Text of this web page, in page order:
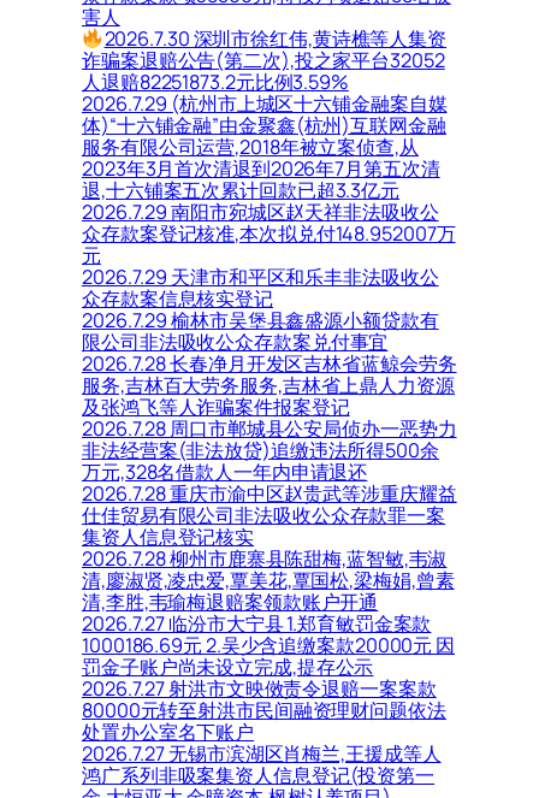
害人
2026.7.30 深圳市徐红伟,黄诗樵等人集资
诈骗案退赔公告(第二次),投之家平台32052
人退赔82251873.2元比例3.59%
2026.7.29 (杭州市上城区十六铺金融案自媒
体)“十六铺金融”由金聚鑫(杭州)互联网金融
服务有限公司运营,2018年被立案侦查,从
2023年3月首次清退到2026年7月第五次清
退,十六铺案五次累计回款已超3.3亿元
2026.7.29 南阳市宛城区赵天祥非法吸收公
众存款案登记核准,本次拟兑付148.952007万
元
2026.7.29 天津市和平区和乐丰非法吸收公
众存款案信息核实登记
2026.7.29 榆林市吴堡县鑫盛源小额贷款有
限公司非法吸收公众存款案兑付事宜
2026.7.28 长春净月开发区吉林省蓝鲸会劳务
服务,吉林百大劳务服务,吉林省上鼎人力资源
及张鸿飞等人诈骗案件报案登记
2026.7.28 周口市郸城县公安局侦办一恶势力
非法经营案(非法放贷)追缴违法所得500余
万元,328名借款人一年内申请退还
2026.7.28 重庆市渝中区赵贵武等涉重庆耀益
仕佳贸易有限公司非法吸收公众存款罪一案
集资人信息登记核实
2026.7.28 柳州市鹿寨县陈甜梅,蓝智敏,韦淑
清,廖淑贤,凌忠爱,覃美花,覃国松,梁梅娟,曾素
清,李胜,韦瑜梅退赔案领款账户开通
2026.7.27 临汾市大宁县 1.郑育敏罚金案款
1000186.69元 2.吴少含追缴案款20000元 因
罚金子账户尚未设立完成,提存公示
2026.7.27 射洪市文映傚责令退赔一案案款
80000元转至射洪市民间融资理财问题依法
处置办公室名下账户
2026.7.27 无锡市滨湖区肖梅兰,王援成等人
鸿广系列非吸案集资人信息登记(投资第一